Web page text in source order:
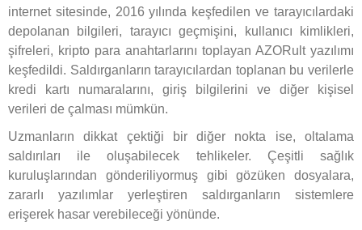
internet sitesinde, 2016 yılında keşfedilen ve tarayıcılardaki
depolanan bilgileri, tarayıcı geçmişini, kullanıcı kimlikleri,
şifreleri, kripto para anahtarlarını toplayan AZORult yazılımı
keşfedildi. Saldırganların tarayıcılardan toplanan bu verilerle
kredi kartı numaralarını, giriş bilgilerini ve diğer kişisel
verileri de çalması mümkün.
Uzmanların dikkat çektiği bir diğer nokta ise, oltalama
saldırıları ile oluşabilecek tehlikeler. Çeşitli sağlık
kuruluşlarından gönderiliyormuş gibi gözüken dosyalara,
zararlı yazılımlar yerleştiren saldırganların sistemlere
erişerek hasar verebileceği yönünde.